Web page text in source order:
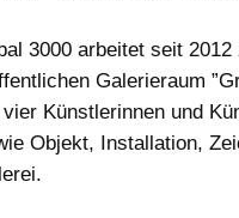
3000 arbeitet seit 2012
Galerieraum
Künstlerinnen und
Objekt, Installation,